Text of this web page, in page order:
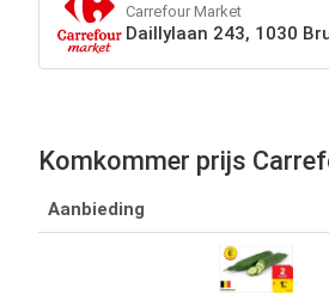
Carrefour Market
Daillylaan 243, 1030
Komkommer prijs
Aanbieding